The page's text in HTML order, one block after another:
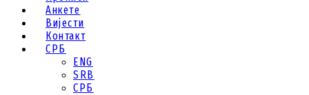
Анкете
Вијести
Контакт
СРБ
ENG
SRB
СРБ